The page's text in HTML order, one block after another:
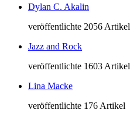
Dylan C. Akalin
veröffentlichte 2056 Artikel
Jazz and Rock
veröffentlichte 1603 Artikel
Lina Macke
veröffentlichte 176 Artikel